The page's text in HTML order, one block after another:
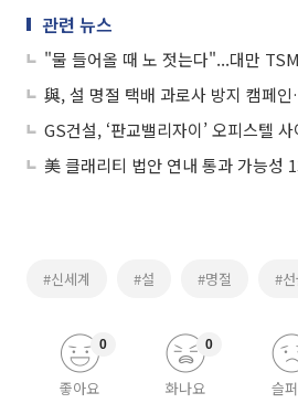
관련 뉴스
與, 설 명절 택배 과로사 방지 캠페
GS건설, ‘판교밸리자이’ 오피스텔
#신세계 #설 #명절 #
좋아요
0
화나요
0
슬